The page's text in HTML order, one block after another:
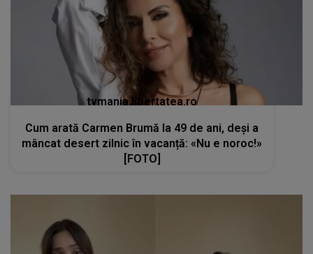
tvmania.libertatea.ro
Cum arată Carmen Brumă la 49 de ani, deși a
mâncat desert zilnic în vacanță: «Nu e noroc!»
[FOTO]